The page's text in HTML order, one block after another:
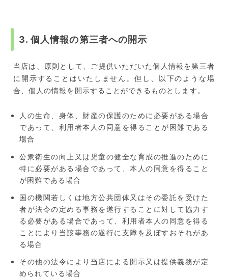
3. 個人情報の第三者への開示
当店は、原則として、ご提供いただいた個人情報を第三者
に開示することはいたしません。但し、以下のような場
合、個人の情報を開示することができるものとします。
人の生命、身体、財産の保護のために必要がある場合
であって、利用者本人の同意を得ることが困難である
場合
公衆衛生の向上又は児童の健全な育成の推進のために
特に必要がある場合であって、本人の同意を得ること
が困難である場合
国の機関若しくは地方公共団体又はその委託を受けた
者が法令の定める事務を遂行することに対して協力す
る必要がある場合であって、利用者本人の同意を得る
ことにより当該事務の遂行に支障を及ぼすおそれがあ
る場合
その他の法令により当店による開示又は提供義務が定
められている場合